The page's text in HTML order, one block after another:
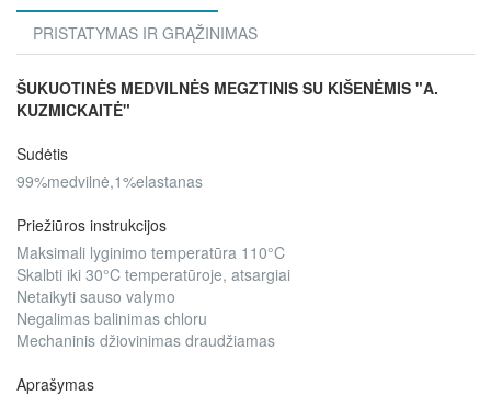
PRISTATYMAS IR GRĄŽINIMAS
ŠUKUOTINĖS MEDVILNĖS MEGZTINIS SU KIŠENĖMIS "A.
KUZMICKAITĖ"
Sudėtis
99%medvilnė,1%elastanas
Priežiūros instrukcijos
Maksimali lyginimo temperatūra 110°C
Skalbti iki 30°C temperatūroje, atsargiai
Netaikyti sauso valymo
Negalimas balinimas chloru
Mechaninis džiovinimas draudžiamas
Aprašymas